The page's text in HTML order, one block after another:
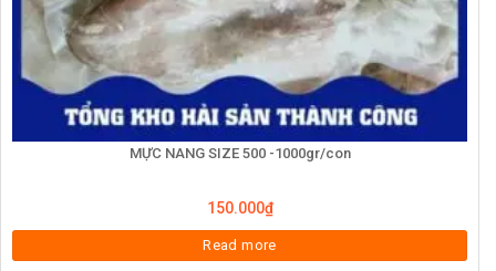
MỰC NANG SIZE 500 -1000gr/con
150.000₫
Read more